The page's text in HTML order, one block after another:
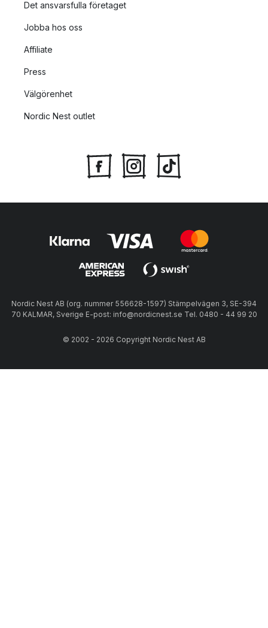
Det ansvarsfulla företaget
Jobba hos oss
Affiliate
Press
Välgörenhet
Nordic Nest outlet
Nordic Nest AB (org. nummer 556628-1597) Stämpelvägen 3, SE-394
70 KALMAR, Sverige E-post: info@nordicnest.se Tel. 0480 - 44 99 20
© 2002 - 2026 Copyright Nordic Nest AB